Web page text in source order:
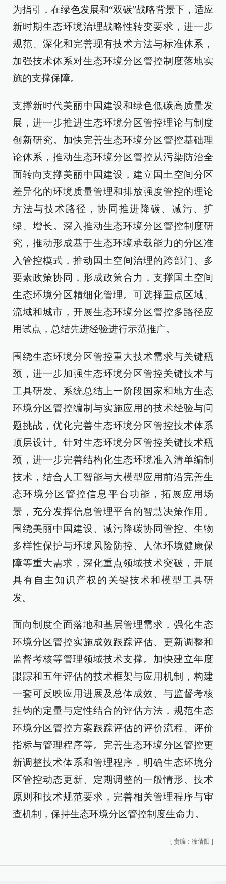
为指引，在绿色发展和“双碳”战略背景下，适应
新时期生态环境治理战略性转变要求，进一步
规范、深化和完善现有技术方法与标准体系，
加强技术体系对生态环境分区管控制度落地实
施的支撑保障。
支撑新时代美丽中国建设和绿色低碳高质量发
展，进一步推进生态环境分区管控理论与制度
创新研究。加快完善生态环境分区管控基础理
论体系，推动生态环境分区管控从污染防治全
面转向支撑美丽中国建设，建立国土空间分区
差异化的环境质量管理和排放强度管控的理论
方法与技术路径，协同推进降碳、减污、扩
绿、增长。深入推动生态环境分区管控制度研
究，推动形成基于生态环境承载能力的分区准
入管控模式，推动国土空间治理的跨部门、多
要素政策协同，形成政策合力，支撑国土空间
生态环境分区精细化管理。可选择重点区域、
流域和城市，开展生态环境分区管控多路径应
用试点，总结先进经验进行示范推广。
围绕生态环境分区管控重大技术需求与关键瓶
颈，进一步加强生态环境分区管控关键技术与
工具研发。系统总结上一阶段国家和地方生态
环境分区管控编制与实施应用的技术经验与问
题挑战，优化完善生态环境分区管控技术体系
顶层设计。针对生态环境分区管控关键技术瓶
颈，进一步完善结构化生态环境准入清单编制
技术，结合人工智能与大模型应用前沿完善生
态环境分区管控信息平台功能，拓展应用场
景，充分发挥信息管理平台的智慧决策作用。
围绕美丽中国建设、减污降碳协同管控、生物
多样性保护与环境风险防控、人体环境健康保
障等重大需求，深化重点领域技术突破，开展
具有自主知识产权的关键技术和模型工具研
发。
面向制度全面落地和基层管理需求，强化生态
环境分区管控实施成效跟踪评估、更新调整和
监督考核等管理领域技术支撑。加快建立年度
跟踪和五年评估的技术框架与应用机制，构建
一套可反映应用进展及总体成效、与监督考核
挂钩的定量与定性结合的评估方法，规范生态
环境分区管控方案跟踪评估的评价流程、评价
指标与管理程序等。完善生态环境分区管控更
新调整技术体系和管理程序，明确生态环境分
区管控动态更新、定期调整的一般情形、技术
原则和技术规范要求，完善相关管理程序与审
查机制，保持生态环境分区管控制度生命力。
[ 责编：徐倩阳 ]